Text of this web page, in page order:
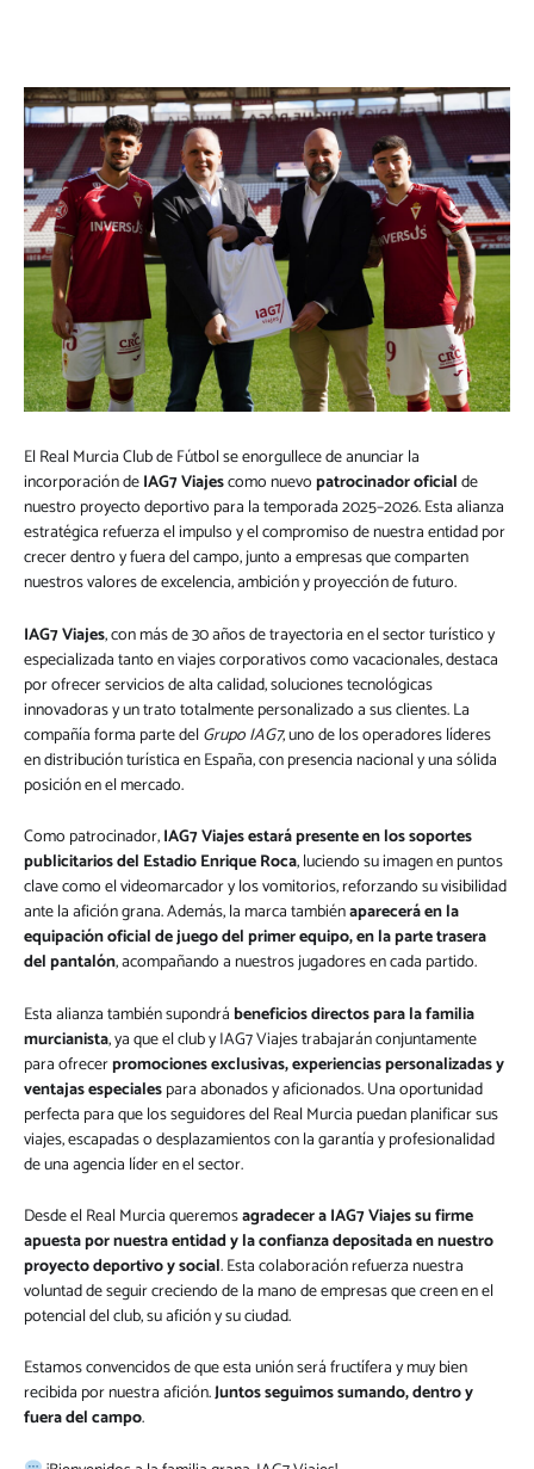
El Real Murcia Club de Fútbol se enorgullece de anunciar la
incorporación deIAG7 Viajescomo nuevopatrocinador oficialde
nuestro proyecto deportivo para la temporada 2025–2026. Esta alianza
estratégica refuerza el impulso y el compromiso de nuestra entidad por
crecer dentro y fuera del campo, junto a empresas que comparten
nuestros valores de excelencia, ambición y proyección de futuro.
IAG7 Viajes, con más de 30 años de trayectoria en el sector turístico y
especializada tanto en viajes corporativos como vacacionales, destaca
por ofrecer servicios de alta calidad, soluciones tecnológicas
innovadoras y un trato totalmente personalizado a sus clientes. La
compañía forma parte delGrupo IAG7, uno de los operadores líderes
en distribución turística en España, con presencia nacional y una sólida
posición en el mercado.
Como patrocinador,IAG7 Viajes estará presente en los soportes
publicitarios del Estadio Enrique Roca, luciendo su imagen en puntos
clave como el videomarcador y los vomitorios, reforzando su visibilidad
ante la afición grana. Además, la marca tambiénaparecerá en la
equipación oficial de juego del primer equipo, en la parte trasera
del pantalón, acompañando a nuestros jugadores en cada partido.
Esta alianza también supondrá beneficios directos para la familia
murcianista, ya que el club y IAG7 Viajes trabajarán conjuntamente
para ofrecerpromociones exclusivas, experiencias personalizadas y
ventajas especialespara abonados y aficionados. Una oportunidad
perfecta para que los seguidores del Real Murcia puedan planificar sus
viajes, escapadas o desplazamientos con la garantía y profesionalidad
de una agencia líder en el sector.
Desde el Real Murcia queremosagradecer a IAG7 Viajes su firme
apuesta por nuestra entidad y la confianza depositada en nuestro
proyecto deportivo y social. Esta colaboración refuerza nuestra
voluntad de seguir creciendo de la mano de empresas que creen en el
potencial del club, su afición y su ciudad.
Estamos convencidos de que esta unión será fructífera y muy bien
recibida por nuestra afición.Juntos seguimos sumando, dentro y
fuera del campo.